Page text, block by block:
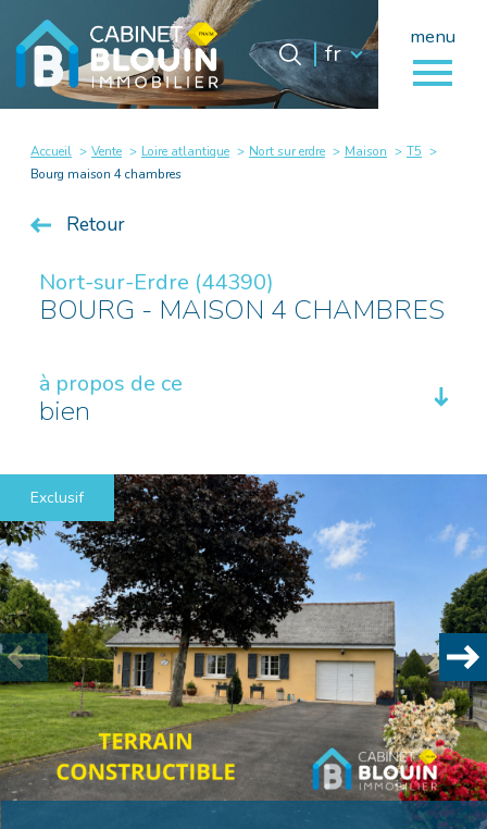
menu
Langue
fr
Accueil 0 Langue
fr
Accueil Vente Loire atlantique Nort sur erdre Maison
T5
Bourg maison 4 chambres
Retour
Nort-sur-Erdre (44390)
BOURG - MAISON 4 CHAMBRES
à propos de ce
bien
Plus d'informations
financières
Plus de
détails
Exclusif